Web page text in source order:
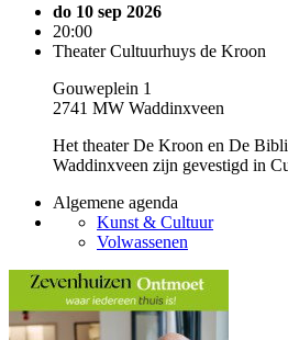
do 10 sep 2026
20:00
Theater Cultuurhuys de Kroon
Gouweplein 1
2741 MW Waddinxveen
Het theater De Kroon en De
Waddinxveen zijn gevestigd in
Algemene agenda
Kunst & Cultuur
Volwassenen